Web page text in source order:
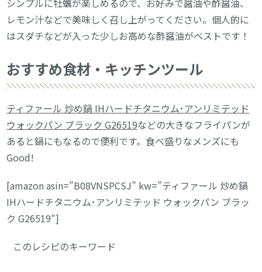
シンプルに牡蠣が楽しめるので、お好みで醤油や酢醤油、
レモン汁などで美味しく召し上がってください。個人的に
はスダチなどが入った少しお高めな酢醤油がベストです！
おすすめ食材・キッチンツール
ティファール 炒め鍋 IHハードチタニウム･アンリミテッド
ウォックパン ブラック G26519などの大きなフライパンが
あると鍋にもなるので便利です。食べ盛りなメンズにも
Good!
[amazon asin=”B08VNSPCSJ” kw=”ティファール 炒め鍋
IHハードチタニウム･アンリミテッド ウォックパン ブラッ
ク G26519″]
このレシピのキーワード